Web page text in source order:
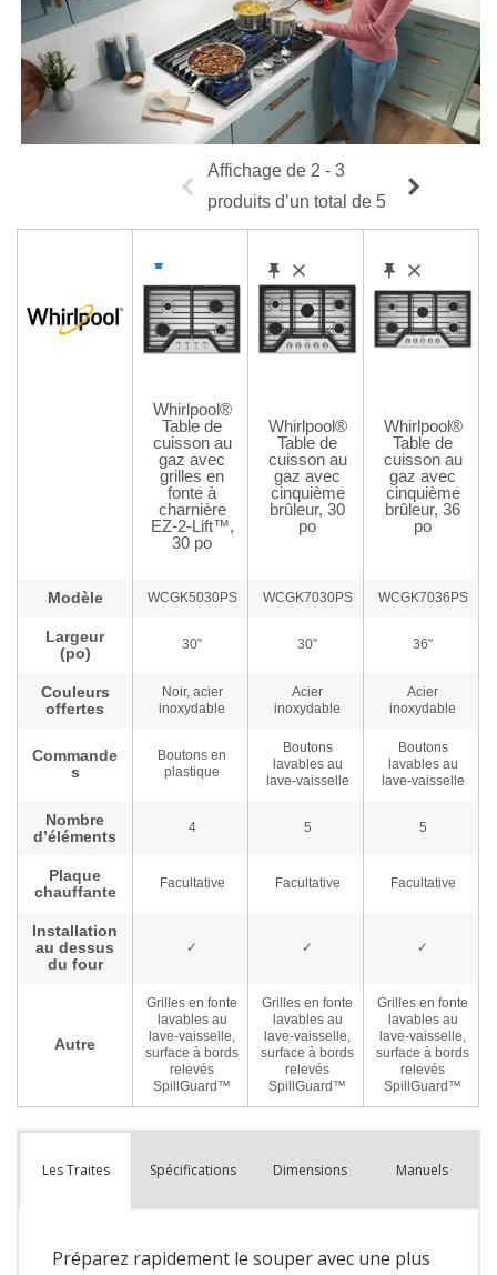
Les Traites Spécifications Dimensions Manuels
Préparez rapidement le souper avec une plus